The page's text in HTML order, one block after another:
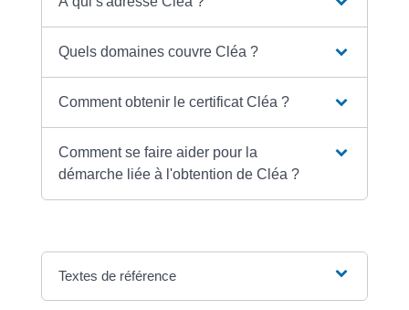
Quels domaines couvre Cléa ?
Comment obtenir le certificat Cléa ?
Comment se faire aider pour la
démarche liée à l'obtention de Cléa ?
Textes de référence